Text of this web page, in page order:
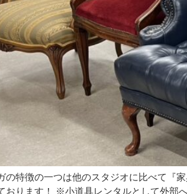
の特徴の一つは他のスタジオに比べて『